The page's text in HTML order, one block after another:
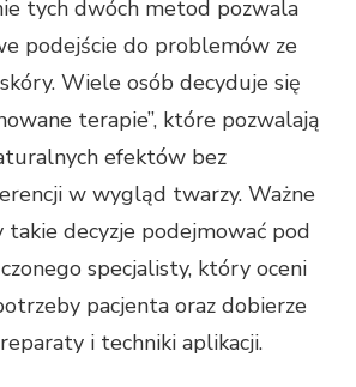
tych dwóch metod pozwala
podejście do problemów ze
Wiele osób decyduje się
terapie”, które pozwalają
efektów bez
w wygląd twarzy. Ważne
takie decyzje podejmować pod
specjalisty, który oceni
pacjenta oraz dobierze
i techniki aplikacji.